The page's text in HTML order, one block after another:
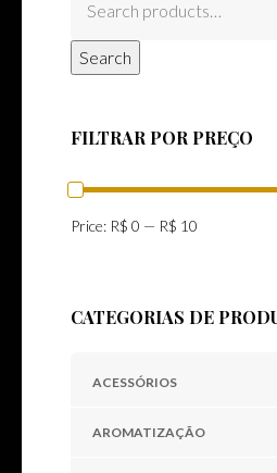
Search
FILTRAR POR PREÇO
MIN
MAX
Price: R$ 0 — R$ 10
CATEGORIAS DE
ACESSÓRIOS
AROMATIZAÇÃO